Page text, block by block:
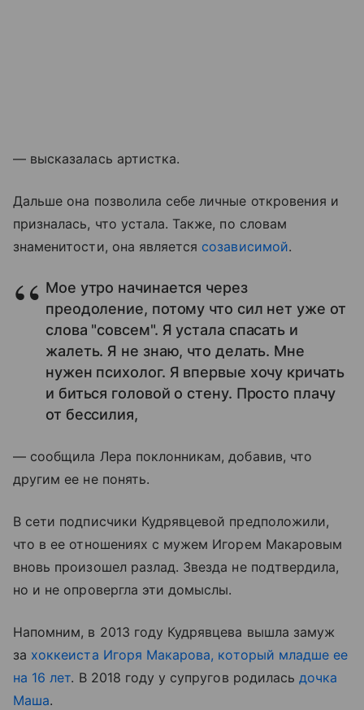
— высказалась артистка.
Дальше она позволила себе личные откровения и
призналась, что устала. Также, по словам
знаменитости, она является созависимой.
Мое утро начинается через
преодоление, потому что сил нет уже от
слова "совсем". Я устала спасать и
жалеть. Я не знаю, что делать. Мне
нужен психолог. Я впервые хочу кричать
и биться головой о стену. Просто плачу
от бессилия,
— сообщила Лера поклонникам, добавив, что
другим ее не понять.
В сети подписчики Кудрявцевой предположили,
что в ее отношениях с мужем Игорем Макаровым
вновь произошел разлад. Звезда не подтвердила,
но и не опровергла эти домыслы.
Напомним, в 2013 году Кудрявцева вышла замуж
за хоккеиста Игоря Макарова, который младше ее
на 16 лет. В 2018 году у супругов родиласьдочка
Маша.